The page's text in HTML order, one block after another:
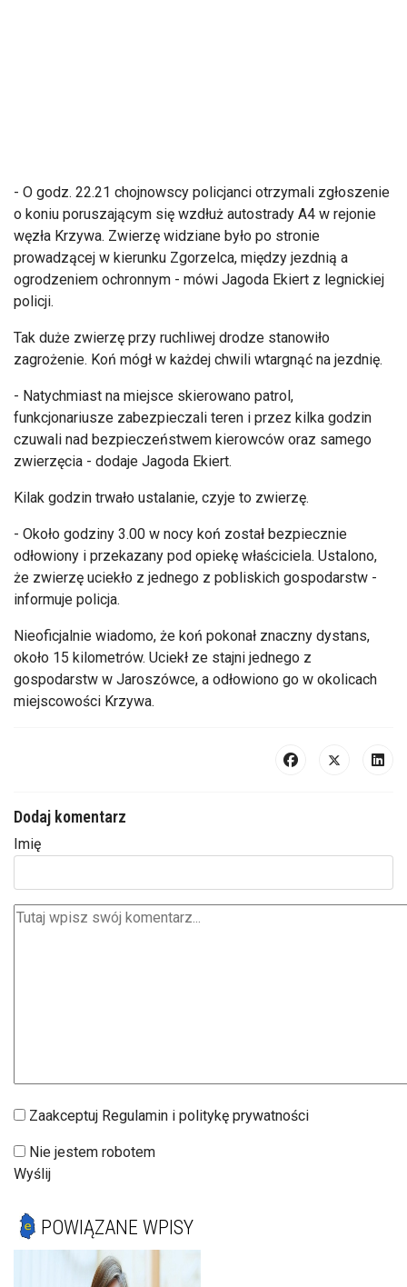
- O godz. 22.21 chojnowscy policjanci otrzymali zgłoszenie
o koniu poruszającym się wzdłuż autostrady A4 w rejonie
węzła Krzywa. Zwierzę widziane było po stronie
prowadzącej w kierunku Zgorzelca, między jezdnią a
ogrodzeniem ochronnym - mówi Jagoda Ekiert z legnickiej
policji.
Tak duże zwierzę przy ruchliwej drodze stanowiło
zagrożenie. Koń mógł w każdej chwili wtargnąć na jezdnię.
- Natychmiast na miejsce skierowano patrol,
funkcjonariusze zabezpieczali teren i przez kilka godzin
czuwali nad bezpieczeństwem kierowców oraz samego
zwierzęcia - dodaje Jagoda Ekiert.
Kilak godzin trwało ustalanie, czyje to zwierzę.
- Około godziny 3.00 w nocy koń został bezpiecznie
odłowiony i przekazany pod opiekę właściciela. Ustalono,
że zwierzę uciekło z jednego z pobliskich gospodarstw -
informuje policja.
Nieoficjalnie wiadomo, że koń pokonał znaczny dystans,
około 15 kilometrów. Uciekł ze stajni jednego z
gospodarstw w Jaroszówce, a odłowiono go w okolicach
miejscowości Krzywa.
Dodaj komentarz
Imię
Zaakceptuj Regulamin i politykę prywatności
Nie jestem robotem
Wyślij
POWIĄZANE WPISY